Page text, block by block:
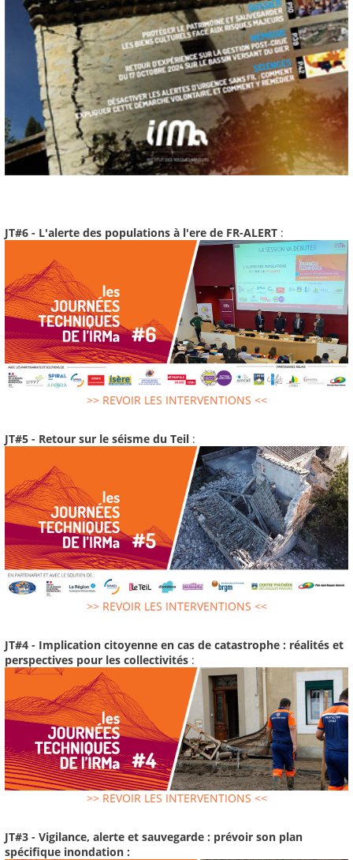
JT#6 - L'alerte des populations à l'ere de FR-ALERT :
>> REVOIR LES INTERVENTIONS <<
JT#5 - Retour sur le séisme du Teil :
>> REVOIR LES INTERVENTIONS <<
JT#4 - Implication citoyenne en cas de catastrophe : réalités et
perspectives pour les collectivités :
>> REVOIR LES INTERVENTIONS <<
JT#3 - Vigilance, alerte et sauvegarde : prévoir son plan
spécifique inondation :